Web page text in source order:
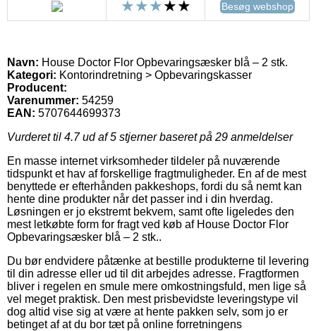
Besøg webshop
Navn: House Doctor Flor Opbevaringsæsker blå – 2 stk.
Kategori: Kontorindretning > Opbevaringskasser
Producent:
Varenummer: 54259
EAN: 5707644699373
Vurderet til 4.7ud af 5 stjerner baseret på 29 anmeldelser
En masse internet virksomheder tildeler på nuværende
tidspunkt et hav af forskellige fragtmuligheder. En af de mest
benyttede er efterhånden pakkeshops, fordi du så nemt kan
hente dine produkter når det passer ind i din hverdag.
Løsningen er jo ekstremt bekvem, samt ofte ligeledes den
mest letkøbte form for fragt ved køb af House Doctor Flor
Opbevaringsæsker blå – 2 stk..
Du bør endvidere påtænke at bestille produkterne til levering
til din adresse eller ud til dit arbejdes adresse. Fragtformen
bliver i regelen en smule mere omkostningsfuld, men lige så
vel meget praktisk. Den mest prisbevidste leveringstype vil
dog altid vise sig at være at hente pakken selv, som jo er
betinget af at du bor tæt på online forretningens